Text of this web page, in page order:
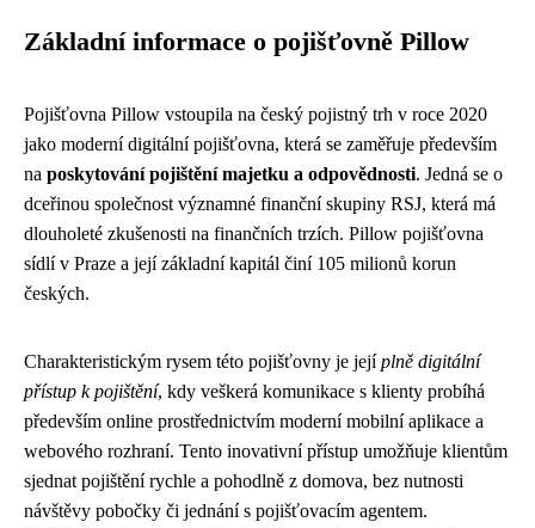
Základní informace o pojišťovně Pillow
Pojišťovna Pillow vstoupila na český pojistný trh v roce 2020
jako moderní digitální pojišťovna, která se zaměřuje především
na poskytování pojištění majetku a odpovědnosti. Jedná se o
dceřinou společnost významné finanční skupiny RSJ, která má
dlouholeté zkušenosti na finančních trzích. Pillow pojišťovna
sídlí v Praze a její základní kapitál činí 105 milionů korun
českých.
Charakteristickým rysem této pojišťovny je jejíplně digitální
přístup k pojištění, kdy veškerá komunikace s klienty probíhá
především online prostřednictvím moderní mobilní aplikace a
webového rozhraní. Tento inovativní přístup umožňuje klientům
sjednat pojištění rychle a pohodlně z domova, bez nutnosti
návštěvy pobočky či jednání s pojišťovacím agentem.